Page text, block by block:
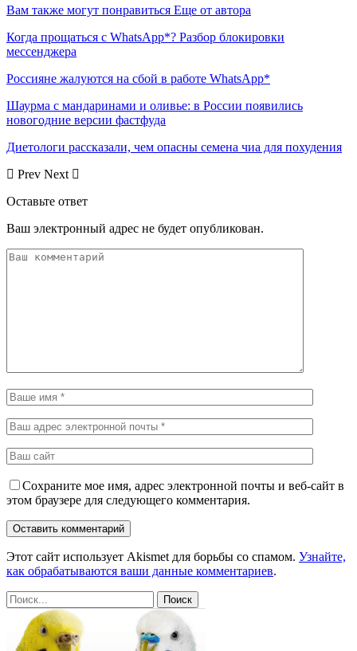
Вам также могут понравиться Еще от автора
Когда прощаться с WhatsApp*? Разбор блокировки
мессенджера
Россияне жалуются на сбой в работе WhatsApp*
Шаурма с мандаринами и оливье: в России появились
новогодние версии фастфуда
Диетологи рассказали, чем опасны семена чиа для похудения
Prev Next
Оставьте ответ
Ваш электронный адрес не будет опубликован.
Сохраните мое имя, адрес электронной почты и веб-сайт в
этом браузере для следующего комментария.
Этот сайт использует Akismet для борьбы со спамом. Узнайте,
как обрабатываются ваши данные комментариев.